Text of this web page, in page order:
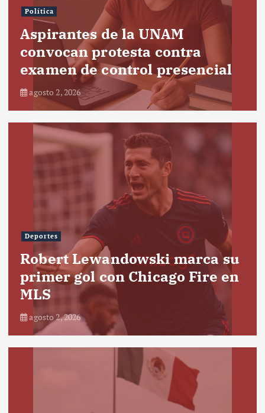
Política
Aspirantes de la UNAM
convocan protesta contra
examen de control presencial
agosto 2, 2026
Deportes
Robert Lewandowski marca su
primer gol con Chicago Fire en
MLS
agosto 2, 2026